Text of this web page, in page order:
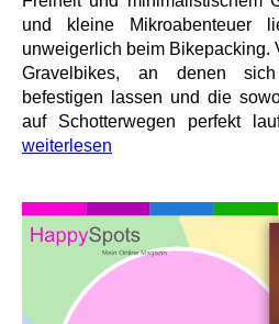
und kleine Mikroabenteuer
unweigerlich beim Bikepacking.
Gravelbikes, an denen sich
befestigen lassen und die
auf Schotterwegen perfekt
weiterlesen